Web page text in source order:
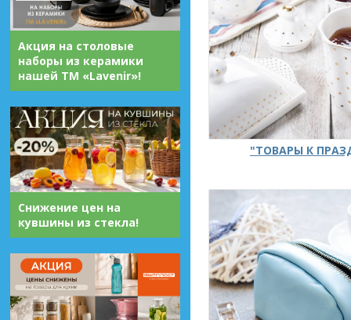
Акция на столовые
наборы из керамики
нашей ТМ «Lavenir»!
Снижение цен на
кувшины из стекла!
"ТОВАРЫ К